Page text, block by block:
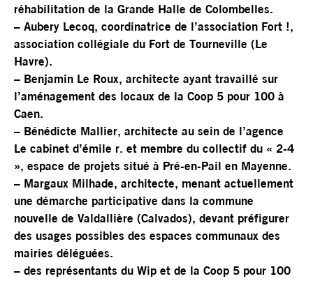
réhabilitation de la Grande Halle de Colombelles.
– Aubery Lecoq, coordinatrice de l’association Fort !,
association collégiale du Fort de Tourneville (Le
Havre).
– Benjamin Le Roux, architecte ayant travaillé sur
l’aménagement des locaux de la Coop 5 pour 100 à
Caen.
– Bénédicte Mallier, architecte au sein de l’agence
Le cabinet d’émile r. et membre du collectif du « 2-4
», espace de projets situé à Pré-en-Pail en Mayenne.
– Margaux Milhade, architecte, menant actuellement
une démarche participative dans la commune
nouvelle de Valdallière (Calvados), devant préfigurer
des usages possibles des espaces communaux des
mairies déléguées.
– des représentants du Wip et de la Coop 5 pour 100